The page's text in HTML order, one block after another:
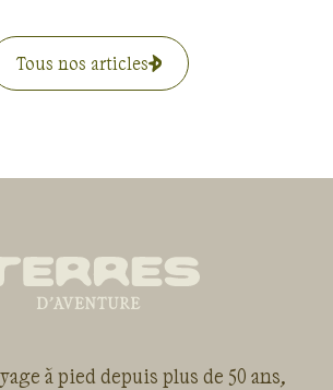
Tous nos articles
à pied depuis plus de 50 ans,